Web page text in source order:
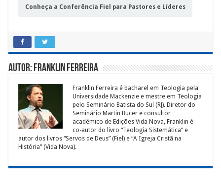
Conheça a Conferência Fiel para Pastores e Líderes
Autor: Franklin Ferreira
Franklin Ferreira é bacharel em Teologia pela
Universidade Mackenzie e mestre em Teologia
pelo Seminário Batista do Sul (RJ). Diretor do
Seminário Martin Bucer e consultor
acadêmico de Edições Vida Nova, Franklin é
co-autor do livro “Teologia Sistemática” e
autor dos livros “Servos de Deus” (Fiel) e “A Igreja Cristã na
História” (Vida Nova).